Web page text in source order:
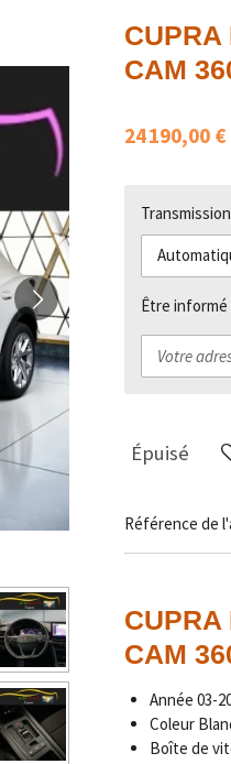
CUPRA
CAM
24 190,00 €
Transmission
Être
Épuisé
Référence de
CUPRA
CAM
Année 03-
Coleur
Boîte de